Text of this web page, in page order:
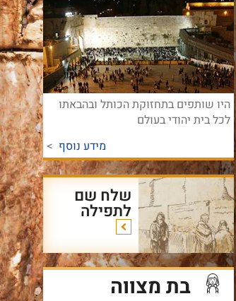
היו שותפים בתחזוקת הכותל ובהבאתו
לכל בית יהודי בעולם
מידע נוסף >
שלח שם
לתפילה
בת מצווה